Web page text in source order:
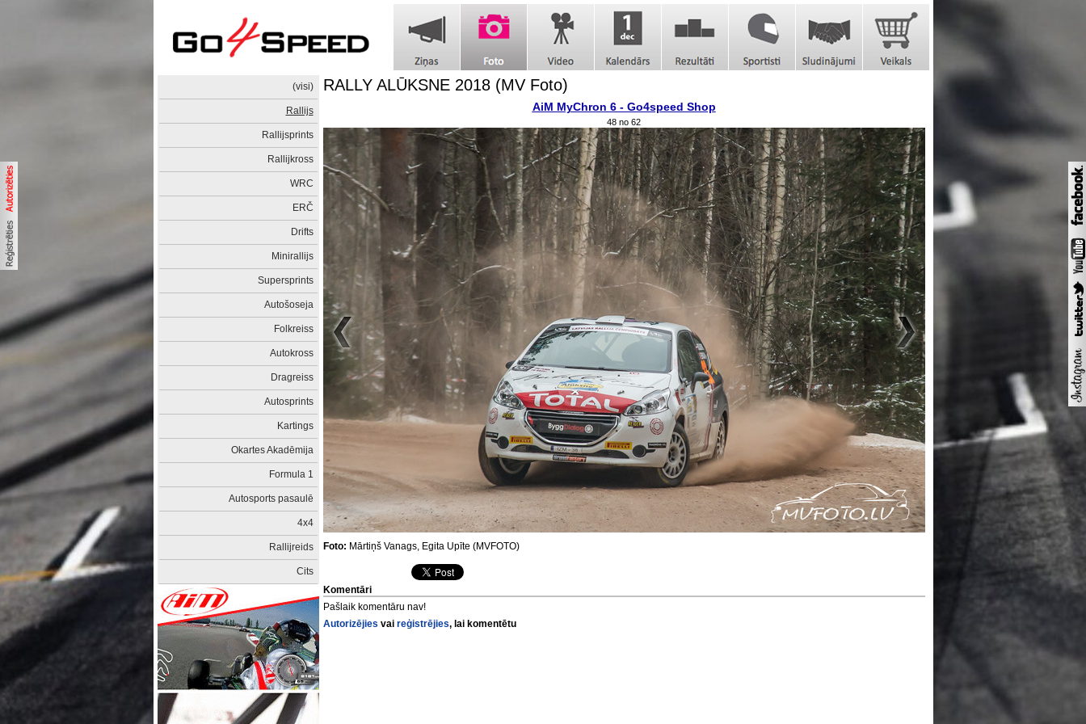
(visi)
Rallijs
Rallijsprints
Rallijkross
WRC
ERČ
Drifts
Minirallijs
Supersprints
Autošoseja
Folkreiss
Autokross
Dragreiss
Autosprints
Kartings
Okartes Akadēmija
Formula 1
Autosports pasaulē
4x4
Rallijreids
Cits
RALLY ALŪKSNE 2018 (MV Foto)
AiM MyChron 6 - Go4speed Shop
48 no 62
Foto: Mārtiņš Vanags, Egita Upīte (MVFOTO)
Komentāri
Pašlaik komentāru nav!
Autorizējies vai reģistrējies, lai komentētu